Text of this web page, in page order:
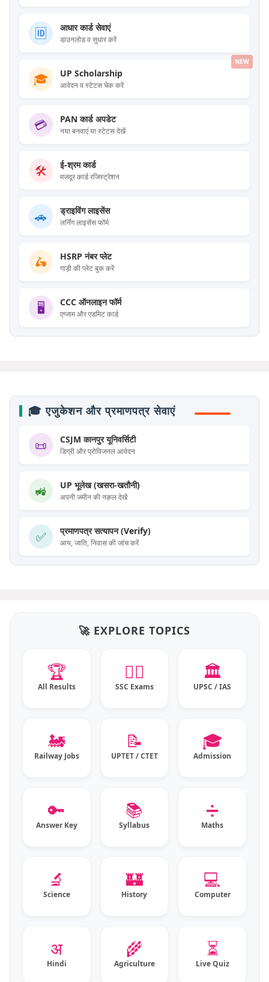
🆔 आधार कार्ड सेवाएं
डाउनलोड व सुधार करें
NEW
🎓 UP Scholarship
आवेदन व स्टेटस चेक करें
💳 PAN कार्ड अपडेट
नया बनवाएं या स्टेटस देखें
🛠️ ई-श्रम कार्ड
मजदूर कार्ड रजिस्ट्रेशन
🚗 ड्राइविंग लाइसेंस
लर्निंग लाइसेंस फॉर्म
🛵 HSRP नंबर प्लेट
गाड़ी की प्लेट बुक करें
🖥️ CCC ऑनलाइन फॉर्म
एग्जाम और एडमिट कार्ड
🎓 एजुकेशन और प्रमाणपत्र सेवाएं
📜 CSJM कानपुर यूनिवर्सिटी
डिग्री और प्रोविजनल आवेदन
🚜 UP भूलेख (खसरा-खतौनी)
अपनी जमीन की नक़ल देखें
✅ प्रमाणपत्र सत्यापन (Verify)
आय, जाति, निवास की जांच करें
🚀 EXPLORE TOPICS
🏆
All Results
👮‍♂️
SSC Exams
🏛️
UPSC / IAS
🚂
Railway Jobs
📝
UPTET / CTET
🎓
Admission
🔑
Answer Key
📚
Syllabus
➗
Maths
🔬
Science
🏰
History
💻
Computer
अ
Hindi
🌾
Agriculture
⏳
Live Quiz